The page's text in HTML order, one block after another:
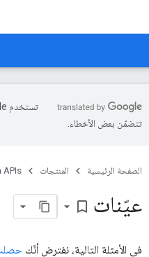
تتضمّن بعض الأخطاء.
الصفحة الرئيسية المنتجات APIs
عيّنات bookmark_border
في الأمثلة التالية، نفترض أنّك